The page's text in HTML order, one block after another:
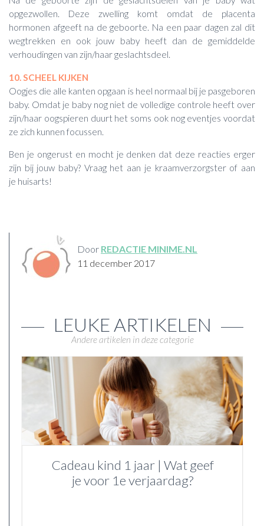
opgezwollen. Deze zwelling komt omdat de placenta
hormonen afgeeft na de geboorte. Na een paar dagen zal dit
wegtrekken en ook jouw baby heeft dan de gemiddelde
verhoudingen van zijn/haar geslachtsdeel.
10. SCHEEL KIJKEN
Oogjes die alle kanten opgaan is heel normaal bij je pasgeboren
baby. Omdat je baby nog niet de volledige controle heeft over
zijn/haar oogspieren duurt het soms ook nog eventjes voordat
ze zich kunnen focussen.
Ben je ongerust en mocht je denken dat deze reacties erger
zijn bij jouw baby? Vraag het aan je kraamverzorgster of aan
je huisarts!
Door REDACTIE MINIME.NL
11 december 2017
LEUKE ARTIKELEN
Andere artikelen in deze categorie
Cadeau kind 1 jaar | Wat geef
je voor 1e verjaardag?